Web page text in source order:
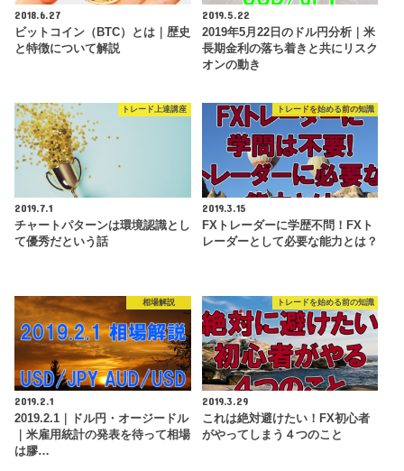
2018.6.27
ビットコイン（BTC）とは｜歴史
と特徴について解説
2019.5.22
2019年5月22日のドル円分析｜米
長期金利の落ち着きと共にリスク
オンの動き
トレード上達講座
2019.7.1
チャートパターンは環境認識とし
て優秀だという話
トレードを始める前の知識
2019.3.15
FXトレーダーに学歴不問！FXト
レーダーとして必要な能力とは？
相場解説
2019.2.1
2019.2.1｜ドル円・オージードル
｜米雇用統計の発表を待って相場
は膠…
トレードを始める前の知識
2019.3.29
これは絶対避けたい！FX初心者
がやってしまう４つのこと